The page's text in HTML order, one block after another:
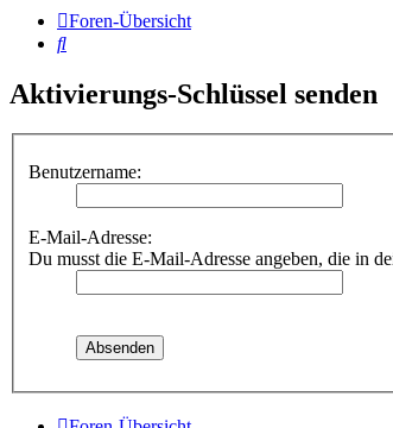
Foren-Übersicht
Suche
Aktivierungs-Schlüssel senden
Benutzername:
E-Mail-Adresse:
Du musst die E-Mail-Adresse angeben, die in